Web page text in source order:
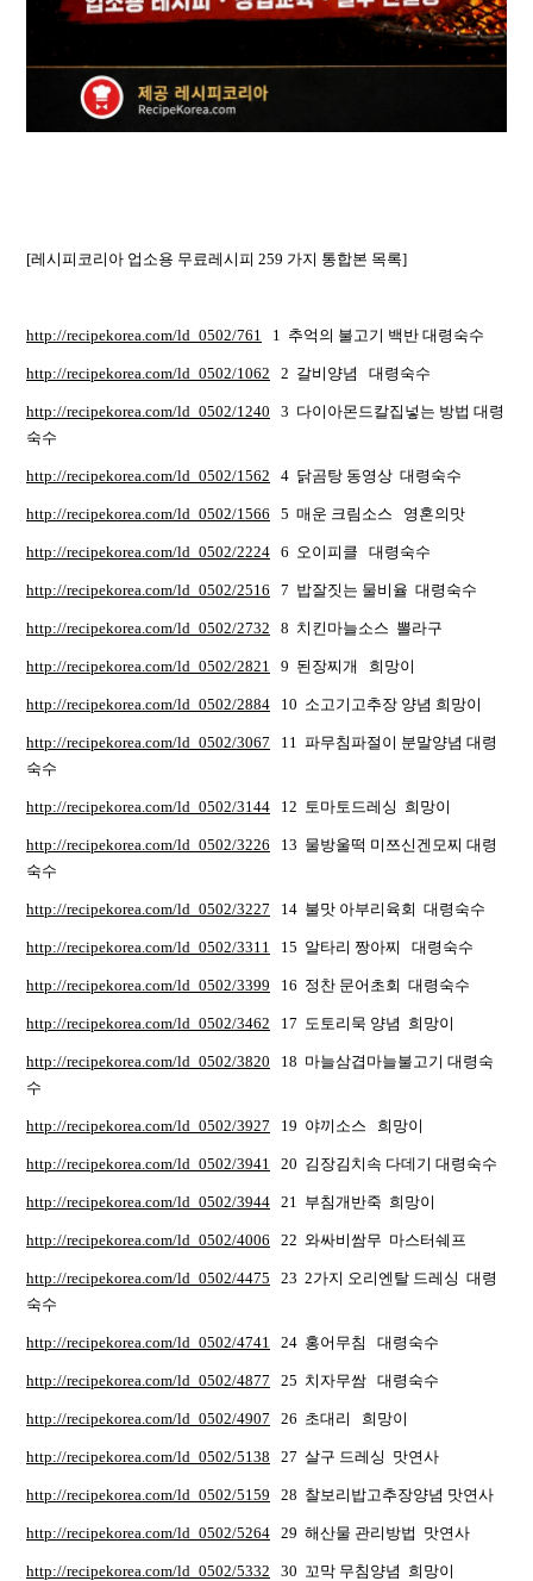
[레시피코리아 업소용 무료레시피 259 가지 통합본 목록]
http://recipekorea.com/ld_0502/761 1 추억의 불고기 백반 대령숙수
http://recipekorea.com/ld_0502/1062 2 갈비양념 대령숙수
http://recipekorea.com/ld_0502/1240 3 다이아몬드칼집넣는 방법 대령
숙수
http://recipekorea.com/ld_0502/1562 4 닭곰탕 동영상 대령숙수
http://recipekorea.com/ld_0502/1566 5 매운 크림소스 영혼의맛
http://recipekorea.com/ld_0502/2224 6 오이피클 대령숙수
http://recipekorea.com/ld_0502/2516 7 밥잘짓는 물비율 대령숙수
http://recipekorea.com/ld_0502/2732 8 치킨마늘소스 뽈라구
http://recipekorea.com/ld_0502/2821 9 된장찌개 희망이
http://recipekorea.com/ld_0502/2884 10 소고기고추장 양념 희망이
http://recipekorea.com/ld_0502/3067 11 파무침파절이 분말양념 대령
숙수
http://recipekorea.com/ld_0502/3144 12 토마토드레싱 희망이
http://recipekorea.com/ld_0502/3226 13 물방울떡 미쯔신겐모찌 대령
숙수
http://recipekorea.com/ld_0502/3227 14 불맛 아부리육회 대령숙수
http://recipekorea.com/ld_0502/3311 15 알타리 짱아찌 대령숙수
http://recipekorea.com/ld_0502/3399 16 정찬 문어초회 대령숙수
http://recipekorea.com/ld_0502/3462 17 도토리묵 양념 희망이
http://recipekorea.com/ld_0502/3820 18 마늘삼겹마늘불고기 대령숙
수
http://recipekorea.com/ld_0502/3927 19 야끼소스 희망이
http://recipekorea.com/ld_0502/3941 20 김장김치속 다데기 대령숙수
http://recipekorea.com/ld_0502/3944 21 부침개반죽 희망이
http://recipekorea.com/ld_0502/4006 22 와싸비쌈무 마스터쉐프
http://recipekorea.com/ld_0502/4475 23 2가지 오리엔탈 드레싱 대령
숙수
http://recipekorea.com/ld_0502/4741 24 홍어무침 대령숙수
http://recipekorea.com/ld_0502/4877 25 치자무쌈 대령숙수
http://recipekorea.com/ld_0502/4907 26 초대리 희망이
http://recipekorea.com/ld_0502/5138 27 살구 드레싱 맛연사
http://recipekorea.com/ld_0502/5159 28 찰보리밥고추장양념 맛연사
http://recipekorea.com/ld_0502/5264 29 해산물 관리방법 맛연사
http://recipekorea.com/ld_0502/5332 30 꼬막 무침양념 희망이